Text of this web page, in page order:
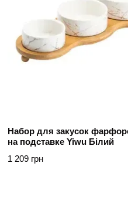
Набор для закусок
на подставке Yiwu Білий
1 209 грн